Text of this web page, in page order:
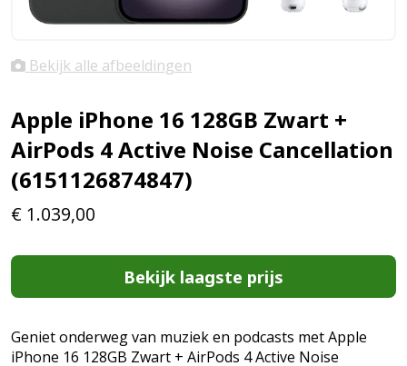
Bekijk alle afbeeldingen
Apple iPhone 16 128GB Zwart +
AirPods 4 Active Noise Cancellation
(6151126874847)
€ 1.039,00
Bekijk laagste prijs
Geniet onderweg van muziek en podcasts met Apple
iPhone 16 128GB Zwart + AirPods 4 Active Noise